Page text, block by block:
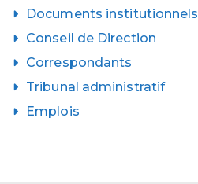
Documents institutionnels
Conseil de Direction
Correspondants
Tribunal administratif
Emplois